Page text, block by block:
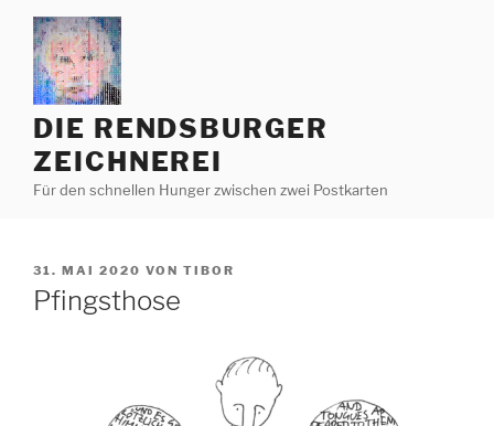
Zum
Inhalt
springen
DIE RENDSBURGER
ZEICHNEREI
Für den schnellen Hunger zwischen zwei Postkarten
VERÖFFENTLICHT
AM
31. MAI 2020 VON TIBOR
Pfingsthose